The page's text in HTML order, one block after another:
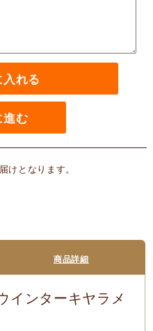
れる
進む
けとなります。
商品詳細
インターキヤラメ